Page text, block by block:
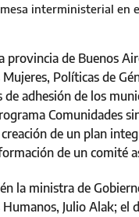
interministerial en
provincia de Buenos
Políticas de
adhesión de los
Comunidades
de un plan
de un comité
la ministra de
Humanos, Julio Alak;